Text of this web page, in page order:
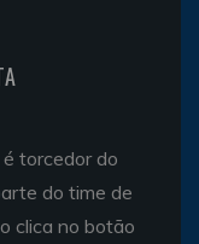
torcedor do
do time de
clica no botão